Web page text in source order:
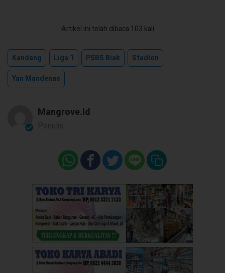
Artikel ini telah dibaca 103 kali
Kandang Liga 1 PSBS Biak
Stadion
Yan Mandenas
Mangrove.id